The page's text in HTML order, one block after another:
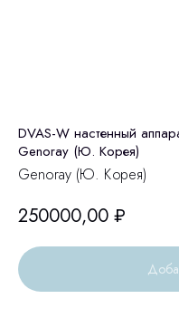
DVAS-W настенный
Genoray (Ю. Корея)
Genoray (Ю. Корея)
250000,00 ₽